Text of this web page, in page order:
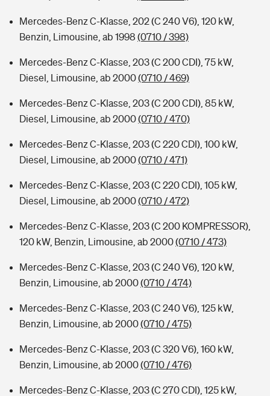
Mercedes-Benz C-Klasse, 202 (C 240 V6), 120 kW,
Benzin, Limousine, ab 1998 (0710 / 398)
Mercedes-Benz C-Klasse, 203 (C 200 CDI), 75 kW,
Diesel, Limousine, ab 2000(0710 / 469)
Mercedes-Benz C-Klasse, 203 (C 200 CDI), 85 kW,
Diesel, Limousine, ab 2000(0710 / 470)
Mercedes-Benz C-Klasse, 203 (C 220 CDI), 100 kW,
Diesel, Limousine, ab 2000(0710 / 471)
Mercedes-Benz C-Klasse, 203 (C 220 CDI), 105 kW,
Diesel, Limousine, ab 2000(0710 / 472)
Mercedes-Benz C-Klasse, 203 (C 200 KOMPRESSOR),
120 kW, Benzin, Limousine, ab 2000(0710 / 473)
Mercedes-Benz C-Klasse, 203 (C 240 V6), 120 kW,
Benzin, Limousine, ab 2000(0710 / 474)
Mercedes-Benz C-Klasse, 203 (C 240 V6), 125 kW,
Benzin, Limousine, ab 2000(0710 / 475)
Mercedes-Benz C-Klasse, 203 (C 320 V6), 160 kW,
Benzin, Limousine, ab 2000(0710 / 476)
Mercedes-Benz C-Klasse, 203 (C 270 CDI), 125 kW,